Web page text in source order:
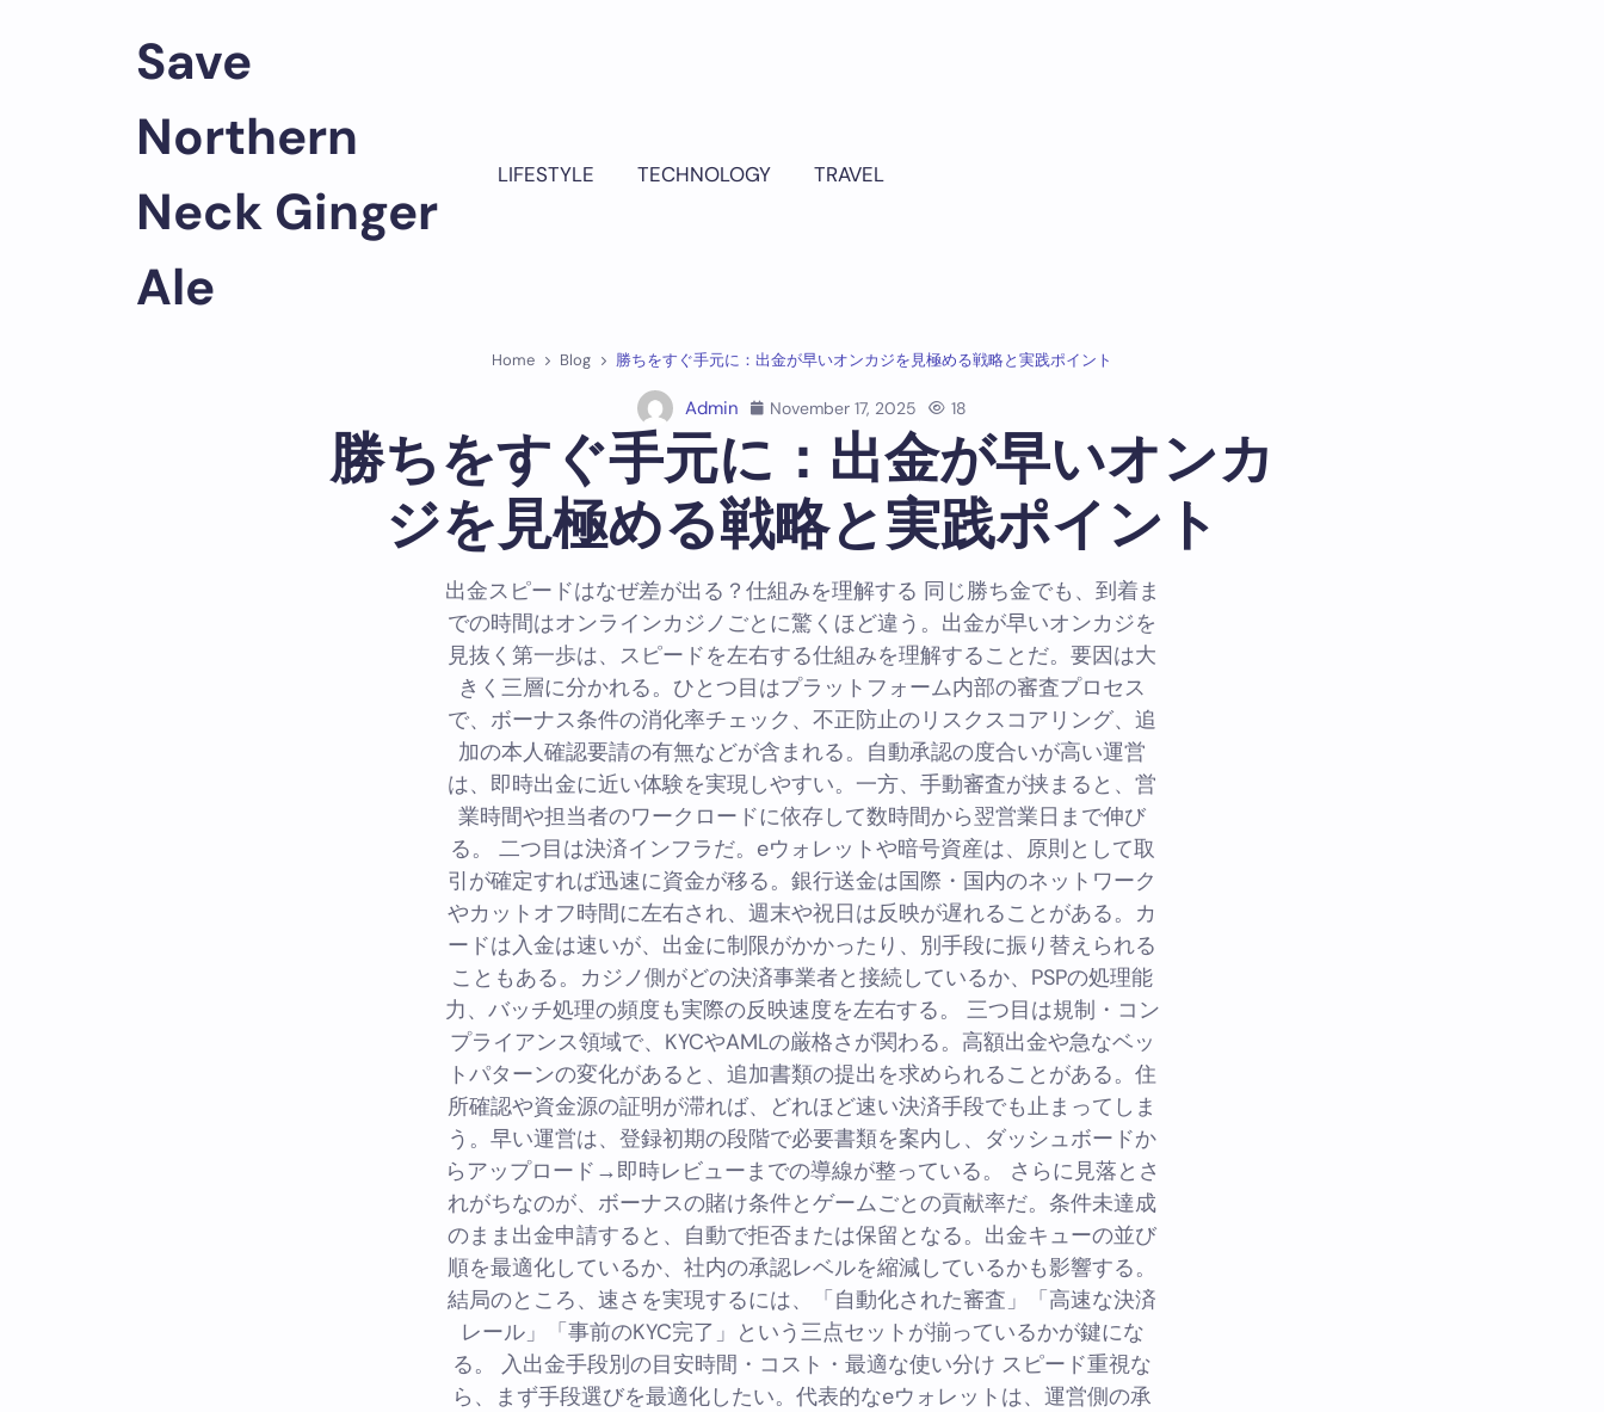
Save
Northern
Neck Ginger
Ale
LIFESTYLE TECHNOLOGY TRAVEL
Home Blog 勝ちをすぐ手元に：出金が早いオンカジを見極める戦略と実践ポイント
Admin November 17, 2025 18
勝ちをすぐ手元に：出金が早いオンカ
ジを見極める戦略と実践ポイント
出金スピードはなぜ差が出る？仕組みを理解する 同じ勝ち金でも、到着ま
での時間はオンラインカジノごとに驚くほど違う。出金が早いオンカジを
見抜く第一歩は、スピードを左右する仕組みを理解することだ。要因は大
きく三層に分かれる。ひとつ目はプラットフォーム内部の審査プロセス
で、ボーナス条件の消化率チェック、不正防止のリスクスコアリング、追
加の本人確認要請の有無などが含まれる。自動承認の度合いが高い運営
は、即時出金に近い体験を実現しやすい。一方、手動審査が挟まると、営
業時間や担当者のワークロードに依存して数時間から翌営業日まで伸び
る。 二つ目は決済インフラだ。eウォレットや暗号資産は、原則として取
引が確定すれば迅速に資金が移る。銀行送金は国際・国内のネットワーク
やカットオフ時間に左右され、週末や祝日は反映が遅れることがある。カ
ードは入金は速いが、出金に制限がかかったり、別手段に振り替えられる
こともある。カジノ側がどの決済事業者と接続しているか、PSPの処理能
力、バッチ処理の頻度も実際の反映速度を左右する。 三つ目は規制・コン
プライアンス領域で、KYCやAMLの厳格さが関わる。高額出金や急なベッ
トパターンの変化があると、追加書類の提出を求められることがある。住
所確認や資金源の証明が滞れば、どれほど速い決済手段でも止まってしま
う。早い運営は、登録初期の段階で必要書類を案内し、ダッシュボードか
らアップロード→即時レビューまでの導線が整っている。 さらに見落とさ
れがちなのが、ボーナスの賭け条件とゲームごとの貢献率だ。条件未達成
のまま出金申請すると、自動で拒否または保留となる。出金キューの並び
順を最適化しているか、社内の承認レベルを縮減しているかも影響する。
結局のところ、速さを実現するには、「自動化された審査」「高速な決済
レール」「事前のKYC完了」という三点セットが揃っているかが鍵にな
る。 入出金手段別の目安時間・コスト・最適な使い分け スピード重視な
ら、まず手段選びを最適化したい。代表的なeウォレットは、運営側の承